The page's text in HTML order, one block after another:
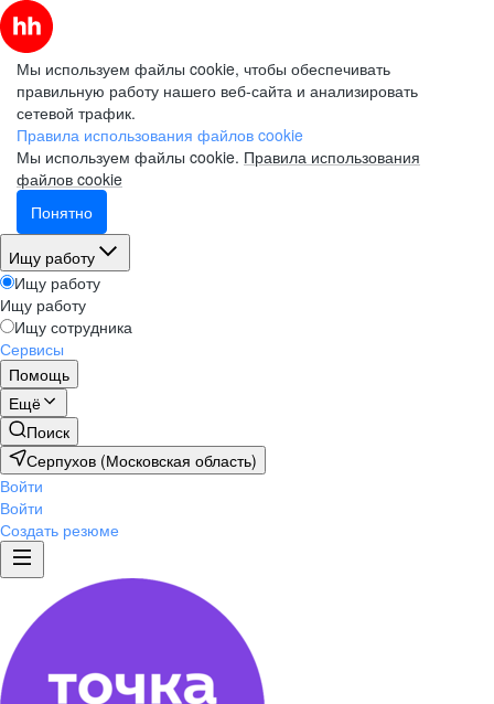
Мы используем файлы cookie, чтобы обеспечивать
правильную работу нашего веб-сайта и анализировать
сетевой трафик.
Правила использования файлов cookie
Мы используем файлы cookie. Правила использования
файлов cookie
Понятно
Ищу работу
Ищу работу
Ищу работу
Ищу сотрудника
Сервисы
Помощь
Ещё
Поиск
Серпухов (Московская область)
Войти
Войти
Создать резюме